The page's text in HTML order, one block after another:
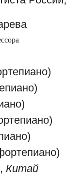
Китай